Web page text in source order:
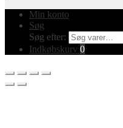
Min konto
Søg
Søg efter:
Indkøbskurv 0